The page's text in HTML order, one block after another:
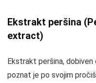
Ekstrakt peršina
extract)
Ekstrakt peršina,
poznat je po svojim